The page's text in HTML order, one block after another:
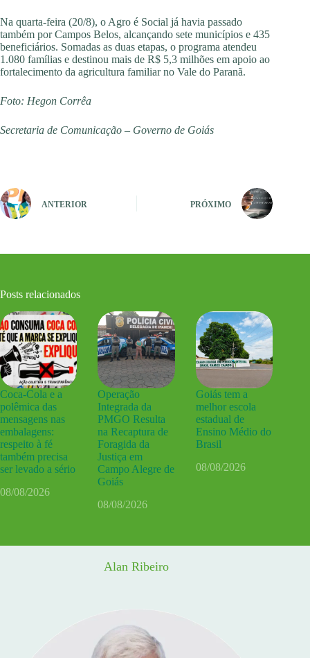
Na quarta-feira (20/8), o Agro é Social já havia passado
também por Campos Belos, alcançando sete municípios e 435
beneficiários. Somadas as duas etapas, o programa atendeu
1.080 famílias e destinou mais de R$ 5,3 milhões em apoio ao
fortalecimento da agricultura familiar no Vale do Paranã.
Foto: Hegon Corrêa
Secretaria de Comunicação – Governo de Goiás
ANTERIOR PRÓXIMO
Posts relacionados
Coca-Cola e a
polêmica das
mensagens nas
embalagens:
respeito à fé
também precisa
ser levado a sério
08/08/2026
Operação
Integrada da
PMGO Resulta
na Recaptura de
Foragida da
Justiça em
Campo Alegre de
Goiás
08/08/2026
Goiás tem a
melhor escola
estadual de
Ensino Médio do
Brasil
08/08/2026
Alan Ribeiro